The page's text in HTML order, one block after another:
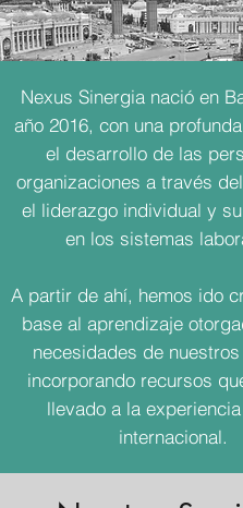
Nexus Sinergia nació en
año 2016, con una
el desarrollo de las
organizaciones a través
el liderazgo individual y
en los sistemas
A partir de ahí, hemos ido
base al aprendizaje
necesidades de
incorporando recursos
llevado a la
internacional.